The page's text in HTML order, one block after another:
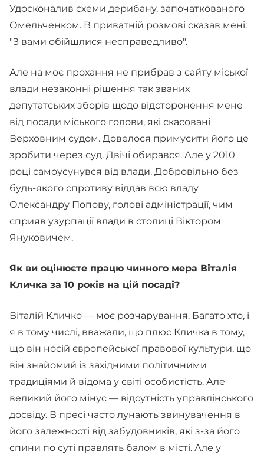
Удосконалив схеми дерибану, започаткованого
Омельченком. В приватній розмові сказав мені:
"З вами обійшлися несправедливо".
Але на моє прохання не прибрав з сайту міської
влади незаконні рішення так званих
депутатських зборів щодо відсторонення мене
від посади міського голови, які скасовані
Верховним судом. Довелося примусити його це
зробити через суд. Двічі обирався. Але у 2010
році самоусунувся від влади. Добровільно без
будь-якого спротиву віддав всю владу
Олександру Попову, голові адміністрації, чим
сприяв узурпації влади в столиці Віктором
Януковичем.
Як ви оцінюєте працю чинного мера Віталія
Кличка за 10 років на цій посаді?
Віталій Кличко — моє розчарування. Багато хто, і
я в тому числі, вважали, що плюс Кличка в тому,
що він носій європейської правової культури, що
він знайомий із західними політичними
традиціями й відома у світі особистість. Але
великий його мінус — відсутність управлінського
досвіду. В пресі часто лунають звинувачення в
його залежності від забудовників, які з-за його
спини по суті правлять балом в місті. Але у